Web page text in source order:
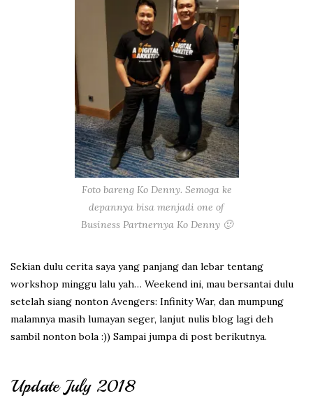
Foto bareng Ko Denny. Semoga ke
depannya bisa menjadi one of
Business Partnernya Ko Denny 🙂
Sekian dulu cerita saya yang panjang dan lebar tentang
workshop minggu lalu yah… Weekend ini, mau bersantai dulu
setelah siang nonton Avengers: Infinity War, dan mumpung
malamnya masih lumayan seger, lanjut nulis blog lagi deh
sambil nonton bola :)) Sampai jumpa di post berikutnya.
Update July 2018